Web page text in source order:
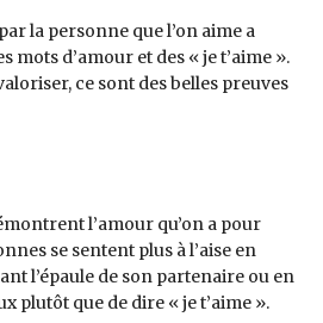
la personne que l’on aime a
mots d’amour et des « je t’aime ».
ce sont des belles preuves
l’amour qu’on a pour
se sentent plus à l’aise en
l’épaule de son partenaire ou en
plutôt que de dire « je t’aime ».